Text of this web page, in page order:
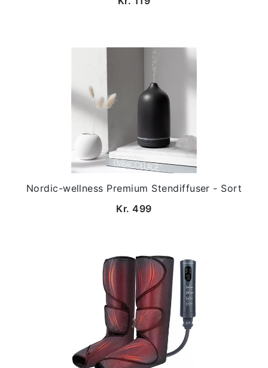
Nordic-wellness Premium Stendiffuser - Sort
Kr. 499